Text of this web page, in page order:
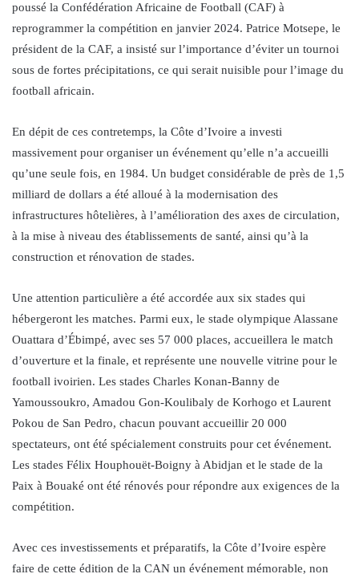
poussé la Confédération Africaine de Football (CAF) à
reprogrammer la compétition en janvier 2024. Patrice Motsepe, le
président de la CAF, a insisté sur l’importance d’éviter un tournoi
sous de fortes précipitations, ce qui serait nuisible pour l’image du
football africain.
En dépit de ces contretemps, la Côte d’Ivoire a investi
massivement pour organiser un événement qu’elle n’a accueilli
qu’une seule fois, en 1984. Un budget considérable de près de 1,5
milliard de dollars a été alloué à la modernisation des
infrastructures hôtelières, à l’amélioration des axes de circulation,
à la mise à niveau des établissements de santé, ainsi qu’à la
construction et rénovation de stades.
Une attention particulière a été accordée aux six stades qui
hébergeront les matches. Parmi eux, le stade olympique Alassane
Ouattara d’Ébimpé, avec ses 57 000 places, accueillera le match
d’ouverture et la finale, et représente une nouvelle vitrine pour le
football ivoirien. Les stades Charles Konan-Banny de
Yamoussoukro, Amadou Gon-Koulibaly de Korhogo et Laurent
Pokou de San Pedro, chacun pouvant accueillir 20 000
spectateurs, ont été spécialement construits pour cet événement.
Les stades Félix Houphouët-Boigny à Abidjan et le stade de la
Paix à Bouaké ont été rénovés pour répondre aux exigences de la
compétition.
Avec ces investissements et préparatifs, la Côte d’Ivoire espère
faire de cette édition de la CAN un événement mémorable, non